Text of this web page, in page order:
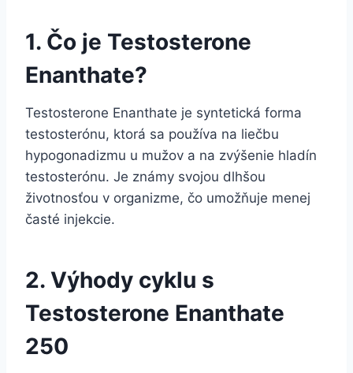
1. Čo je Testosterone
Enanthate?
Testosterone Enanthate je syntetická forma
testosterónu, ktorá sa používa na liečbu
hypogonadizmu u mužov a na zvýšenie hladín
testosterónu. Je známy svojou dlhšou
životnosťou v organizme, čo umožňuje menej
časté injekcie.
2. Výhody cyklu s
Testosterone Enanthate
250